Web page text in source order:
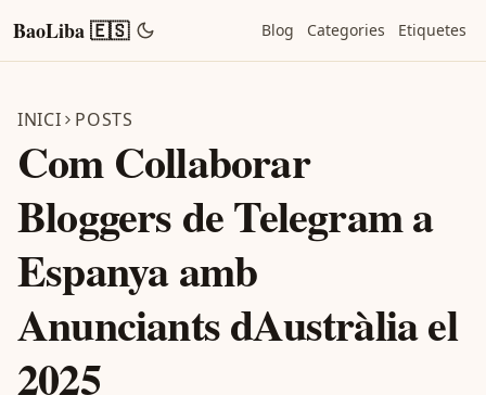
BaoLiba 🇪🇸 Blog Categories Etiquetes
INICI POSTS
Com Collaborar
Bloggers de Telegram a
Espanya amb
Anunciants dAustràlia el
2025